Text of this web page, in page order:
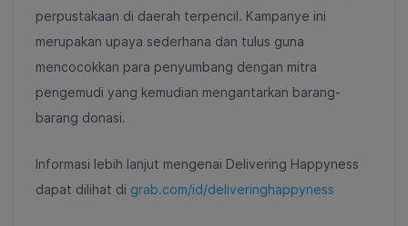
perpustakaan di daerah terpencil. Kampanye ini
merupakan upaya sederhana dan tulus guna
mencocokkan para penyumbang dengan mitra
pengemudi yang kemudian mengantarkan barang-
barang donasi.
Informasi lebih lanjut mengenai Delivering Happyness
dapat dilihat di grab.com/id/deliveringhappyness